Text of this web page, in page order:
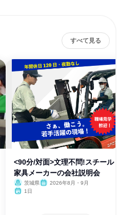
すべて見る
<90分/対面>文理不問!スチール
家具メーカーの会社説明会
茨城県
2026年8月・9月
1日